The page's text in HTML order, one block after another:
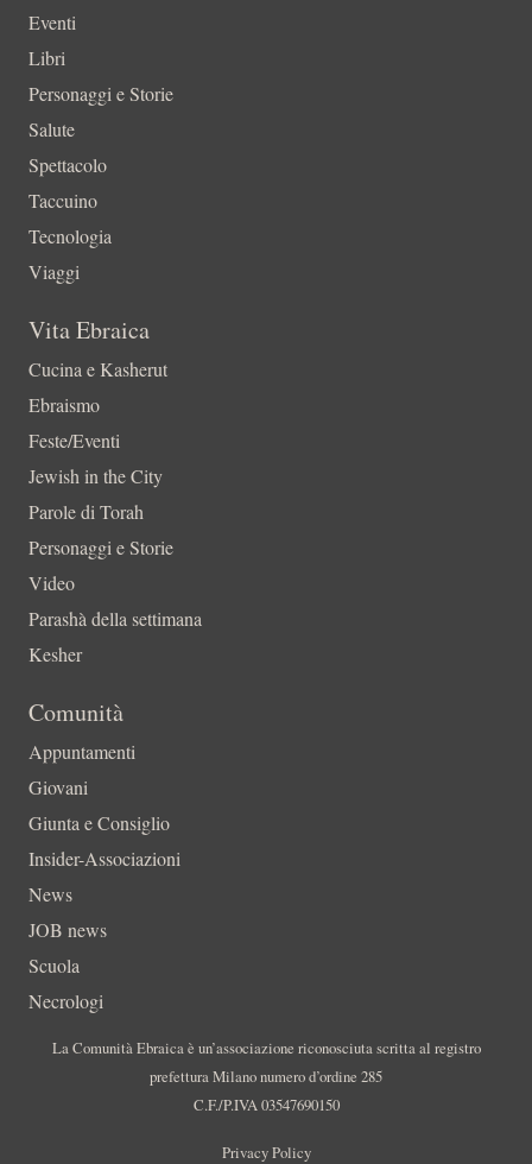
Eventi
Libri
Personaggi e Storie
Salute
Spettacolo
Taccuino
Tecnologia
Viaggi
Vita Ebraica
Cucina e Kasherut
Ebraismo
Feste/Eventi
Jewish in the City
Parole di Torah
Personaggi e Storie
Video
Parashà della settimana
Kesher
Comunità
Appuntamenti
Giovani
Giunta e Consiglio
Insider-Associazioni
News
JOB news
Scuola
Necrologi
La Comunità Ebraica è un’associazione riconosciuta scritta al registro
prefettura Milano numero d’ordine 285
C.F./P.IVA 03547690150
Privacy Policy